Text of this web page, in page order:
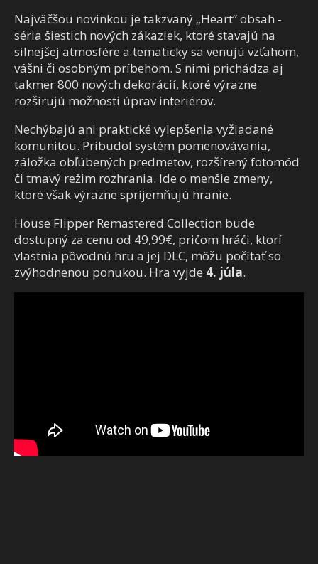
Najväčšou novinkou je takzvaný „Heart“ obsah -
séria šiestich nových zákaziek, ktoré stavajú na
silnejšej atmosfére a tematicky sa venujú vzťahom,
vášni či osobným príbehom. S nimi prichádza aj
takmer 800 nových dekorácií, ktoré výrazne
rozširujú možnosti úprav interiérov.
Nechýbajú ani praktické vylepšenia vyžiadané
komunitou. Pribudol systém pomenovávania,
záložka obľúbených predmetov, rozšírený fotomód
či tmavý režim rozhrania. Ide o menšie zmeny,
ktoré však výrazne spríjemňujú hranie.
House Flipper Remastered Collection bude
dostupný za cenu od 49,99€, pričom hráči, ktorí
vlastnia pôvodnú hru a jej DLC, môžu počítať so
zvýhodnenou ponukou. Hra vyjde 4. júla.